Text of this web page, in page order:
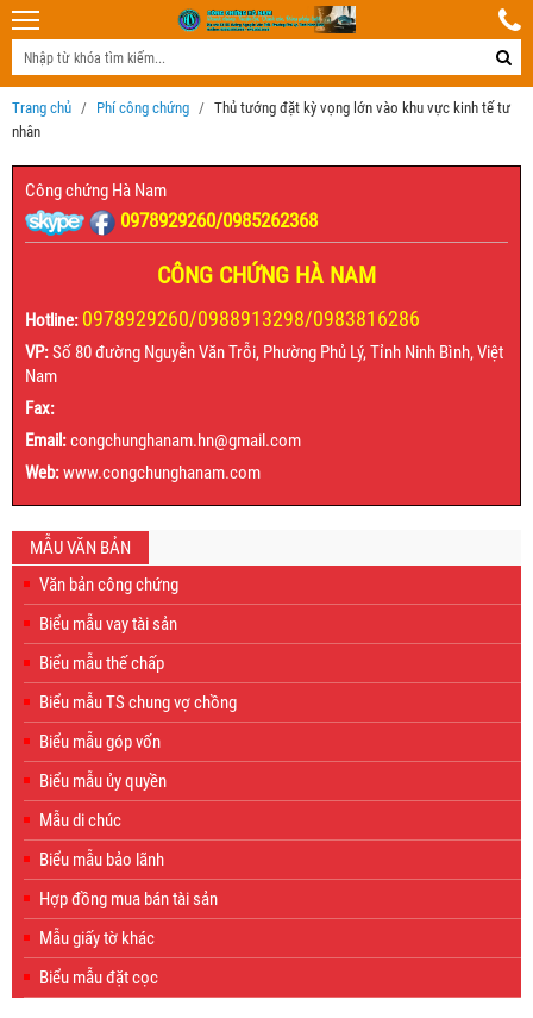
Trang chủ Phí công chứng
Thủ tướng đặt kỳ vọng lớn vào khu vực kinh tế tư
nhân
Công chứng Hà Nam
0978929260/0985262368
CÔNG CHỨNG HÀ NAM
Hotline: 0978929260/0988913298/0983816286
VP:Số 80 đường Nguyễn Văn Trỗi, Phường Phủ Lý, Tỉnh Ninh Bình, Việt
Nam
Fax:
Email:congchunghanam.hn@gmail.com
Web:www.congchunghanam.com
MẪU VĂN BẢN
Văn bản công chứng
Biểu mẫu vay tài sản
Biểu mẫu thế chấp
Biểu mẫu TS chung vợ chồng
Biểu mẫu góp vốn
Biểu mẫu ủy quyền
Mẫu di chúc
Biểu mẫu bảo lãnh
Hợp đồng mua bán tài sản
Mẫu giấy tờ khác
Biểu mẫu đặt cọc